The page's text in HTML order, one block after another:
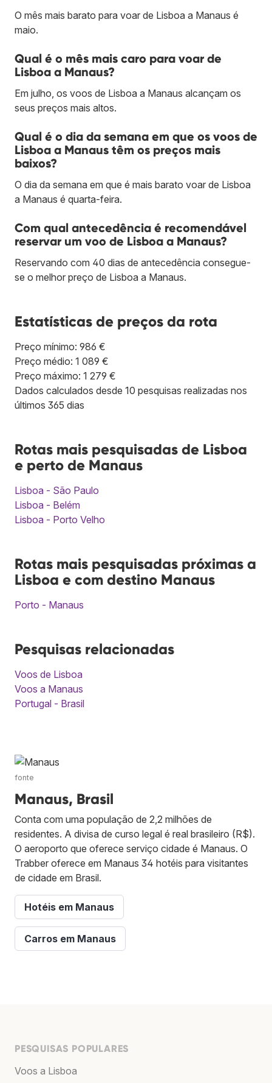
O mês mais barato para voar de Lisboa a Manaus é
maio.
Qual é o mês mais caro para voar de
Lisboa a Manaus?
Em julho, os voos de Lisboa a Manaus alcançam os
seus preços mais altos.
Qual é o dia da semana em que os voos de
Lisboa a Manaus têm os preços mais
baixos?
O dia da semana em que é mais barato voar de Lisboa
a Manaus é quarta-feira.
Com qual antecedência é recomendável
reservar um voo de Lisboa a Manaus?
Reservando com 40 dias de antecedência consegue-
se o melhor preço de Lisboa a Manaus.
Estatísticas de preços da rota
Preço mínimo: 986 €
Preço médio: 1 089 €
Preço máximo: 1 279 €
Dados calculados desde 10 pesquisas realizadas nos
últimos 365 dias
Rotas mais pesquisadas de Lisboa
e perto de Manaus
Lisboa - São Paulo
Lisboa - Belém
Lisboa - Porto Velho
Rotas mais pesquisadas próximas a
Lisboa e com destino Manaus
Porto - Manaus
Pesquisas relacionadas
Voos de Lisboa
Voos a Manaus
Portugal - Brasil
fonte
Manaus, Brasil
Conta com uma população de 2,2 milhões de
residentes. A divisa de curso legal é real brasileiro (R$).
O aeroporto que oferece serviço cidade é Manaus. O
Trabber oferece em Manaus 34 hotéis para visitantes
de cidade em Brasil.
Hotéis em Manaus
Carros em Manaus
PESQUISAS POPULARES
Voos a Lisboa